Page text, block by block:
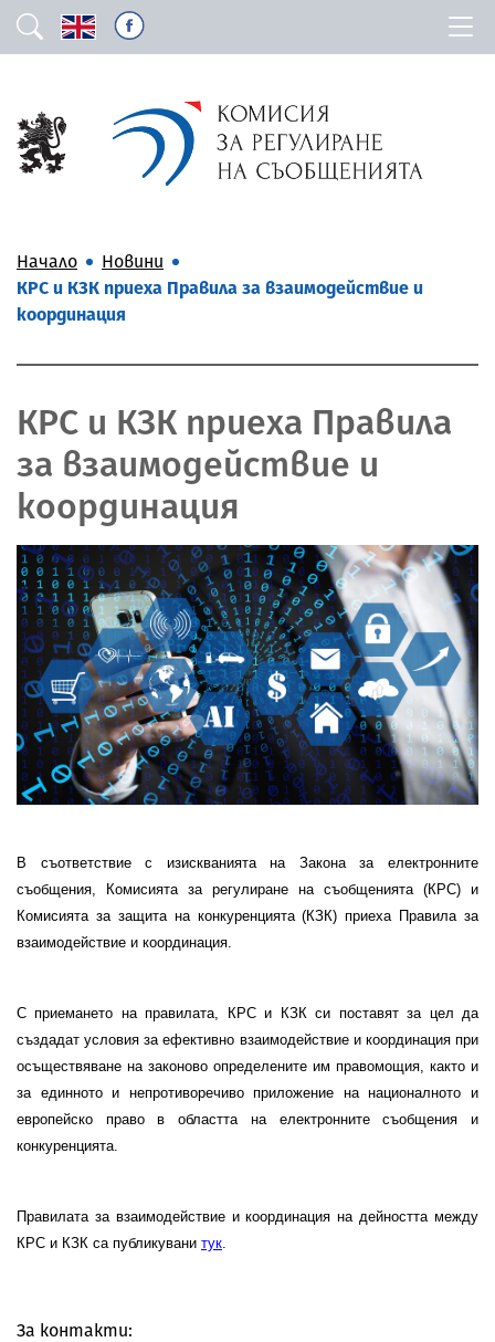
Начало
Новини
КРС и КЗК приеха Правила за взаимодействие и
координация
КРС и КЗК приеха Правила
за взаимодействие и
координация
В съответствие с изискванията на Закона за електронните
съобщения, Комисията за регулиране на съобщенията (КРС) и
Комисията за защита на конкуренцията(КЗК) приеха Правила за
взаимодействие и координация.
С приемането на правилата, КРС и КЗК си поставят за цел да
създадат условия за ефективно взаимодействие и координация при
осъществяване на законово определените им правомощия, както и
за единното и непротиворечиво приложение на националното и
европейско право в областта на електронните съобщения и
конкуренцията.
Правилата за взаимодействие и координация на дейността между
КРС и КЗК са публикувани тук.
За контакти: